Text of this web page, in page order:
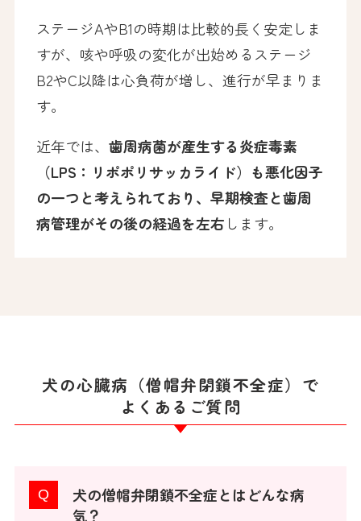
ステージAやB1の時期は比較的長く安定しま
すが、咳や呼吸の変化が出始めるステージ
B2やC以降は心負荷が増し、進行が早まりま
す。
近年では、 歯周病菌が産生する炎症毒素
（LPS：リポポリサッカライド）も悪化因子
の一つと考えられており、早期検査と歯周
病管理がその後の経過を左右 します。
犬の心臓病（僧帽弁閉鎖不全症）で
よくあるご質問
犬の僧帽弁閉鎖不全症とはどんな病
気？